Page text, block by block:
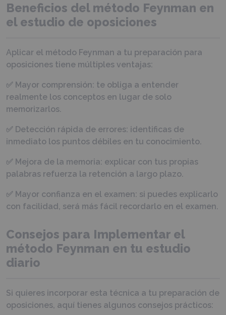
Beneficios del método Feynman en
el estudio de oposiciones
Aplicar el método Feynman a tu preparación para
oposiciones tiene múltiples ventajas:
✅ Mayor comprensión: te obliga a entender
realmente los conceptos en lugar de solo
memorizarlos.
✅ Detección rápida de errores: identificas de
inmediato los puntos débiles en tu conocimiento.
✅ Mejora de la memoria: explicar con tus propias
palabras refuerza la retención a largo plazo.
✅ Mayor confianza en el examen: si puedes explicarlo
con facilidad, será más fácil recordarlo en el examen.
Consejos para Implementar el
método Feynman en tu estudio
diario
Si quieres incorporar esta técnica a tu preparación de
oposiciones, aquí tienes algunos consejos prácticos: